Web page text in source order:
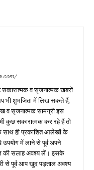
व सृजनात्मक खबरों
भी शुभजिता में लिख सकते हैं,
व सृजनात्मक सामग्री इस
कुछ सकारात्मक कर रहे हैं तो
साथ ही प्रकाशित आलेखों के
में लाने से पूर्व अपने
की सलाह अवश्य लें। इसके
से पूर्व आप खुद पड़ताल अवश्य